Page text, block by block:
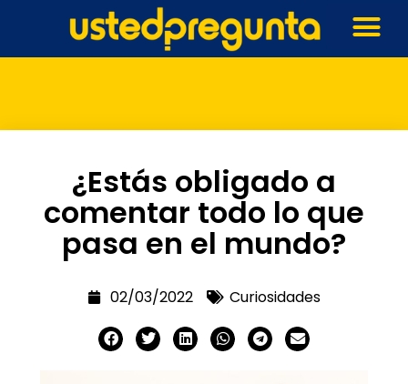
¿Estás obligado a
comentar todo lo que
pasa en el mundo?
02/03/2022 Curiosidades